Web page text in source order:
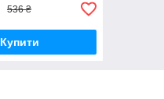
536 ₴
Купити